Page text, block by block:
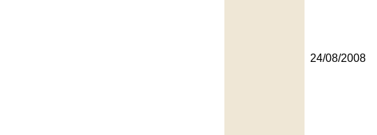
24/08/2008